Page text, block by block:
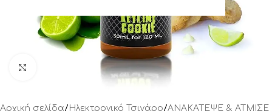
Αρχική σελίδα/ Ηλεκτρονικό Τσιγάρο/ΑΝΑΚΑΤΕΨΕ & ΑΤΜΙΣΕ